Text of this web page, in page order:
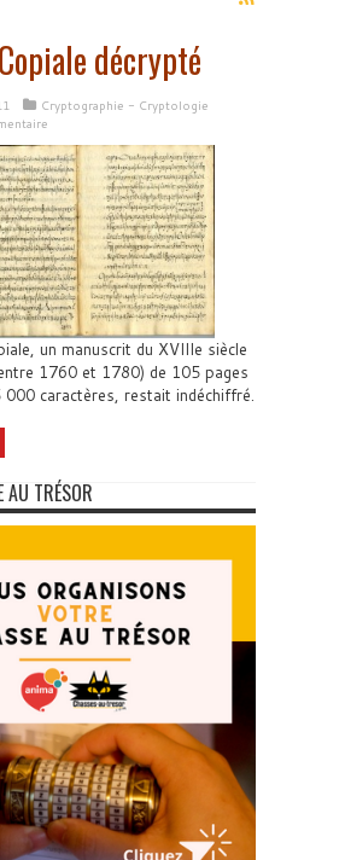
décrypté
Cryptographie - Cryptologie
un manuscrit du XVIIIe siècle
1760 et 1780) de 105 pages
000 caractères, restait indéchiffré.
AU TRÉSOR